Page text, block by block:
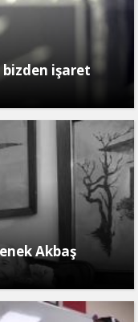
işaret
Akbaş